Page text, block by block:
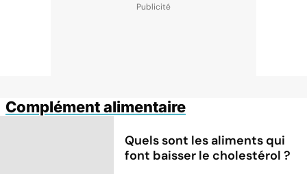
Complément alimentaire
Quels sont les aliments qui
font baisser le cholestérol ?